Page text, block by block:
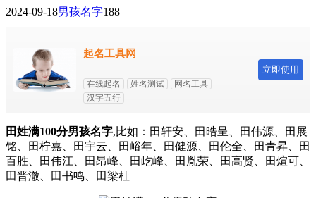
2024-09-18男孩名字188
起名工具网
在线起名 姓名测试
网名工具
汉字五行
立即使用
田姓满100分男孩名字,比如：田轩安、田晧呈、田伟源、田展
铭、田柠嘉、田宇云、田峪年、田健源、田伦全、田青昇、田
百胜、田伟江、田昂峰、田屹峰、田胤荣、田高贤、田煊可、
田晋澈、田书鸣、田梁杜